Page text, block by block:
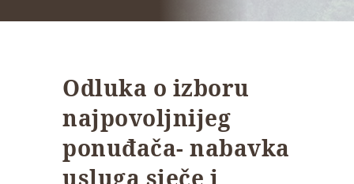
Odluka o izboru
najpovoljnijeg
ponuđača- nabavka
usluga sječe i